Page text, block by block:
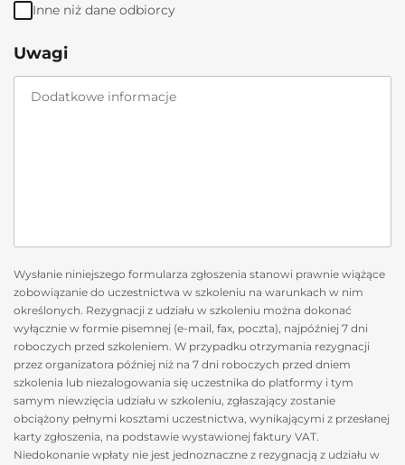
Inne niż dane odbiorcy
Uwagi
Wysłanie niniejszego formularza zgłoszenia stanowi prawnie wiążące
zobowiązanie do uczestnictwa w szkoleniu na warunkach w nim
określonych. Rezygnacji z udziału w szkoleniu można dokonać
wyłącznie w formie pisemnej (e-mail, fax, poczta), najpóźniej 7 dni
roboczych przed szkoleniem. W przypadku otrzymania rezygnacji
przez organizatora później niż na 7 dni roboczych przed dniem
szkolenia lub niezalogowania się uczestnika do platformy i tym
samym niewzięcia udziału w szkoleniu, zgłaszający zostanie
obciążony pełnymi kosztami uczestnictwa, wynikającymi z przesłanej
karty zgłoszenia, na podstawie wystawionej faktury VAT.
Niedokonanie wpłaty nie jest jednoznaczne z rezygnacją z udziału w